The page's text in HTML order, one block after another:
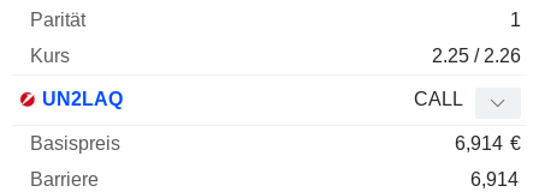
1
2.25 / 2.26
UN2LAQ CALL
6,914 €
6,914